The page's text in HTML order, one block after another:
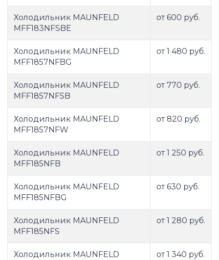
Холодильник MAUNFELD
MFF183NFSBE
от 600 руб.
Холодильник MAUNFELD
MFF1857NFBG
от 1 480 руб.
Холодильник MAUNFELD
MFF1857NFSB
от 770 руб.
Холодильник MAUNFELD
MFF1857NFW
от 820 руб.
Холодильник MAUNFELD
MFF185NFB
от 1 250 руб.
Холодильник MAUNFELD
MFF185NFBG
от 630 руб.
Холодильник MAUNFELD
MFF185NFS
от 1 280 руб.
Холодильник MAUNFELD
от 1 340 руб.